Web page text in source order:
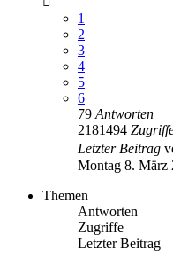
1
2
3
4
5
6
79 Antworten
2181494
Letzter Beitrag
Montag 8. März
Themen
Antworten
Zugriffe
Letzter Beitrag